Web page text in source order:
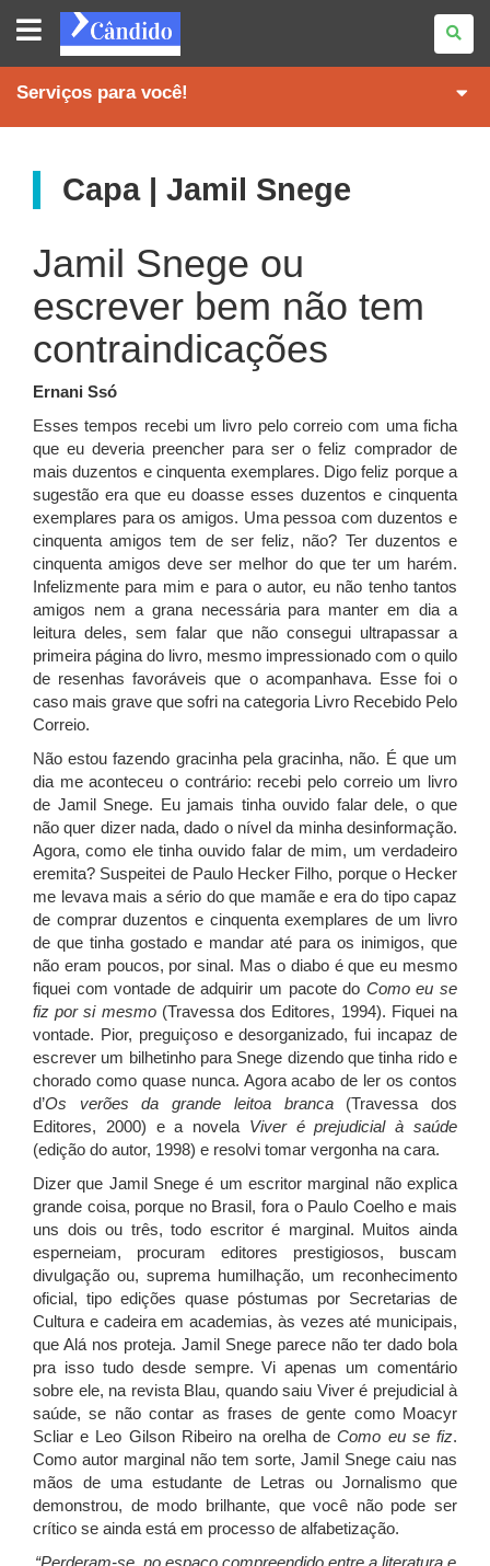
REVISTA
CÂNDIDO
Serviços para você!
Capa | Jamil Snege
Jamil Snege ou
escrever bem não tem
contraindicações
Ernani Ssó
Esses tempos recebi um livro pelo correio com uma ficha
que eu deveria preencher para ser o feliz comprador de
mais duzentos e cinquenta exemplares. Digo feliz porque a
sugestão era que eu doasse esses duzentos e cinquenta
exemplares para os amigos. Uma pessoa com duzentos e
cinquenta amigos tem de ser feliz, não? Ter duzentos e
cinquenta amigos deve ser melhor do que ter um harém.
Infelizmente para mim e para o autor, eu não tenho tantos
amigos nem a grana necessária para manter em dia a
leitura deles, sem falar que não consegui ultrapassar a
primeira página do livro, mesmo impressionado com o quilo
de resenhas favoráveis que o acompanhava. Esse foi o
caso mais grave que sofri na categoria Livro Recebido Pelo
Correio.
Não estou fazendo gracinha pela gracinha, não. É que um
dia me aconteceu o contrário: recebi pelo correio um livro
de Jamil Snege. Eu jamais tinha ouvido falar dele, o que
não quer dizer nada, dado o nível da minha desinformação.
Agora, como ele tinha ouvido falar de mim, um verdadeiro
eremita? Suspeitei de Paulo Hecker Filho, porque o Hecker
me levava mais a sério do que mamãe e era do tipo capaz
de comprar duzentos e cinquenta exemplares de um livro
de que tinha gostado e mandar até para os inimigos, que
não eram poucos, por sinal. Mas o diabo é que eu mesmo
fiquei com vontade de adquirir um pacote do Como eu se
fiz por si mesmo (Travessa dos Editores, 1994). Fiquei na
vontade. Pior, preguiçoso e desorganizado, fui incapaz de
escrever um bilhetinho para Snege dizendo que tinha rido e
chorado como quase nunca. Agora acabo de ler os contos
d’Os verões da grande leitoa branca(Travessa dos
Editores, 2000) e a novela Viver é prejudicial à saúde
(edição do autor, 1998) e resolvi tomar vergonha na cara.
Dizer que Jamil Snege é um escritor marginal não explica
grande coisa, porque no Brasil, fora o Paulo Coelho e mais
uns dois ou três, todo escritor é marginal. Muitos ainda
esperneiam, procuram editores prestigiosos, buscam
divulgação ou, suprema humilhação, um reconhecimento
oficial, tipo edições quase póstumas por Secretarias de
Cultura e cadeira em academias, às vezes até municipais,
que Alá nos proteja. Jamil Snege parece não ter dado bola
pra isso tudo desde sempre. Vi apenas um comentário
sobre ele, na revista Blau, quando saiu Viver é prejudicial à
saúde, se não contar as frases de gente como Moacyr
Scliar e Leo Gilson Ribeiro na orelha deComo eu se fiz.
Como autor marginal não tem sorte, Jamil Snege caiu nas
mãos de uma estudante de Letras ou Jornalismo que
demonstrou, de modo brilhante, que você não pode ser
crítico se ainda está em processo de alfabetização.